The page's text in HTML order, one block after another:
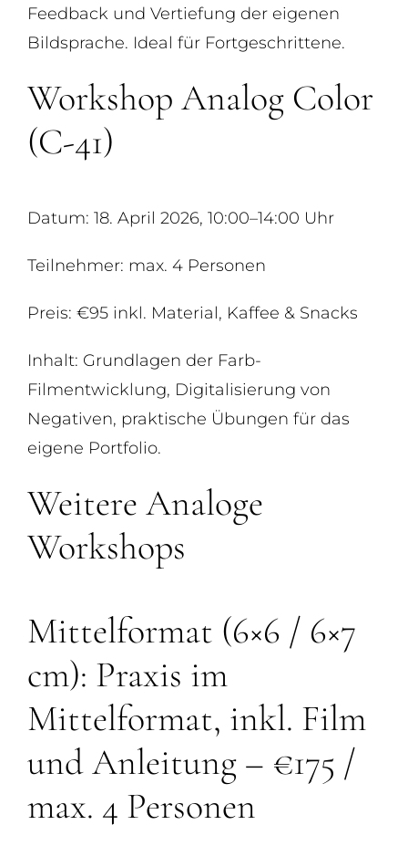
Feedback und Vertiefung der eigenen
Bildsprache. Ideal für Fortgeschrittene.
Workshop Analog Color
(C-41)
Datum: 18. April 2026, 10:00–14:00 Uhr
Teilnehmer: max. 4 Personen
Preis: €95 inkl. Material, Kaffee & Snacks
Inhalt: Grundlagen der Farb-
Filmentwicklung, Digitalisierung von
Negativen, praktische Übungen für das
eigene Portfolio.
Weitere Analoge
Workshops
Mittelformat (6×6 / 6×7
cm): Praxis im
Mittelformat, inkl. Film
und Anleitung – €175 /
max. 4 Personen